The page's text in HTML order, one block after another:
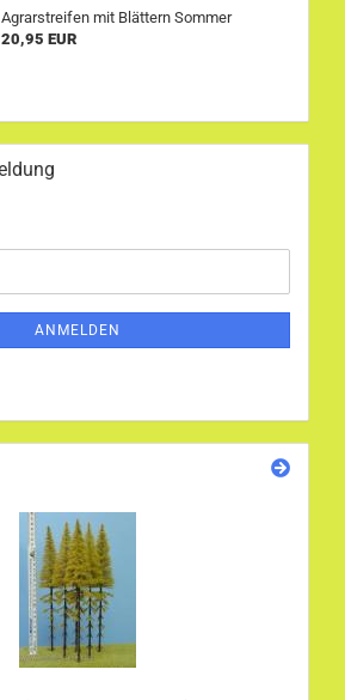
Agrarstreifen mit Blättern Sommer
20,95 EUR
ANMELDEN